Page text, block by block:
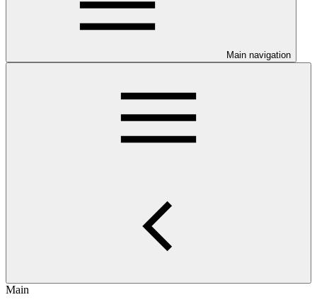
Main navigation
Main